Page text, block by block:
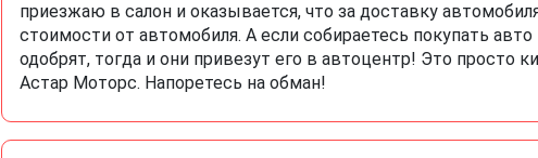
приезжаю в салон и оказывается, что за доставку
стоимости от автомобиля. А если собираетесь покупать
одобрят, тогда и они привезут его в автоцентр! Это просто
Астар Моторс. Напоретесь на обман!